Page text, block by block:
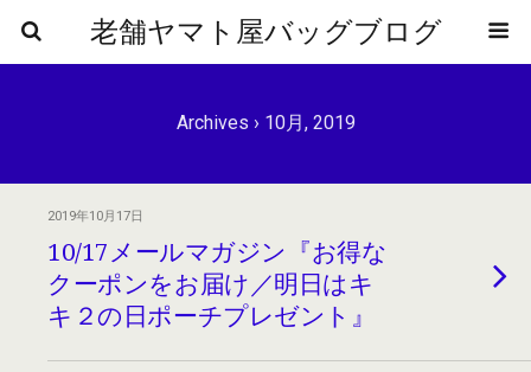
老舗ヤマト屋バッグブログ
Archives › 10月, 2019
2019年10月17日
10/17メールマガジン『お得な
クーポンをお届け／明日はキ
キ２の日ポーチプレゼント』